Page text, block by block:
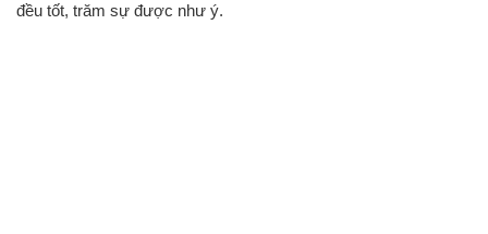
đều tốt, trăm sự được như ý.